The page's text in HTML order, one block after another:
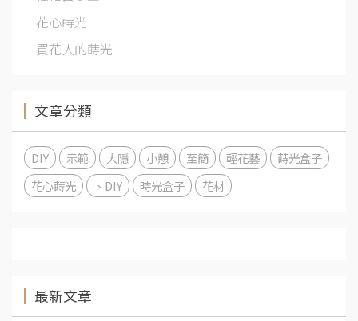
花心蒔光
買花人的蒔光
文章分類
DIY 示範 大隱 小憩 至簡 輕花藝
蒔光盒子
花心蒔光
、DIY 時光盒子 花材
最新文章